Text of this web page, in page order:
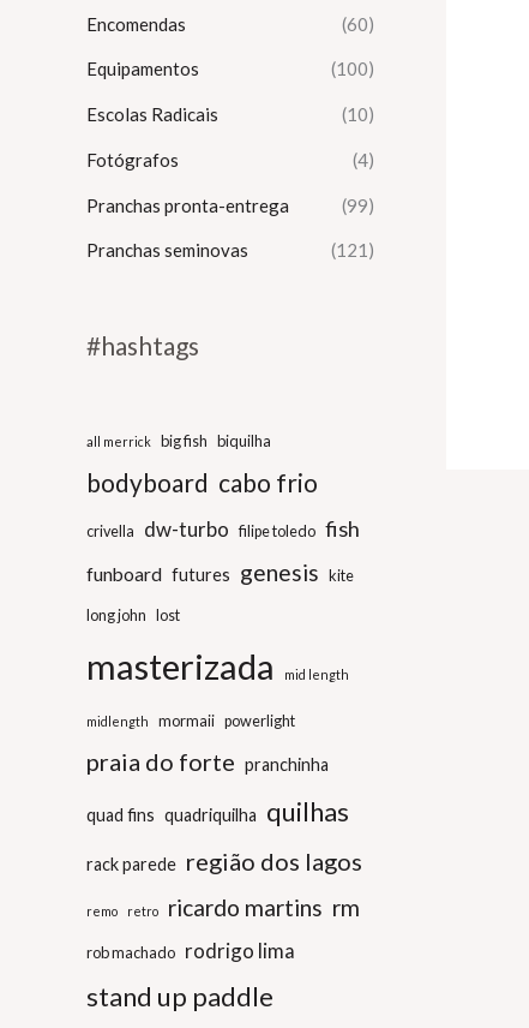
Encomendas (60)
Equipamentos (100)
Escolas Radicais (10)
Fotógrafos (4)
Pranchas pronta-entrega (99)
Pranchas seminovas (121)
#hashtags
all merrick big fish biquilha
bodyboard cabo frio
crivella dw-turbo filipe toledo fish
funboard futures genesis kite
long john lost
masterizada mid length
midlength mormaii powerlight
praia do forte pranchinha
quad fins quadriquilha quilhas
rack parede região dos lagos
remo retro ricardo martins rm
rob machado rodrigo lima
stand up paddle